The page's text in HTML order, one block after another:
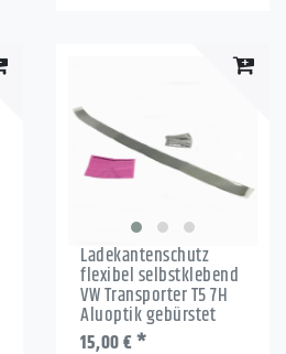
Ladekantenschutz
flexibel selbstklebend
VW Transporter T5 7H
Aluoptik gebürstet
15,00 € *